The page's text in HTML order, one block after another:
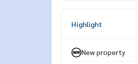
Line :
WhatsApp :
Tel
092-628-9945
Highlight
New property